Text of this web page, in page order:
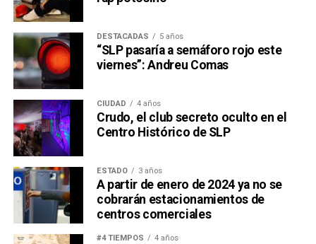
DESTACADAS 5 años
“SLP pasaría a semáforo rojo este
viernes”: Andreu Comas
CIUDAD 4 años
Crudo, el club secreto oculto en el
Centro Histórico de SLP
ESTADO 3 años
A partir de enero de 2024 ya no se
cobrarán estacionamientos de
centros comerciales
#4 TIEMPOS 4 años